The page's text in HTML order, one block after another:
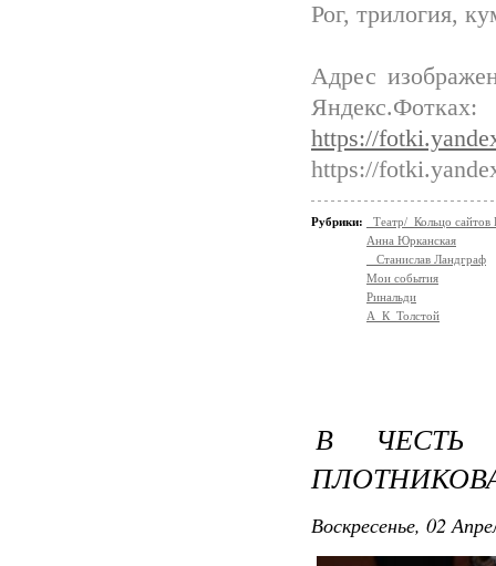
Рог, трилогия,
Адрес
Яндекс.Фотках:
https://
https://
Рубрики:
_Театр/_Кольцо
Анна Юрканская
_ Станислав Ландграф
Мои события
Ринальди
А_К_Толстой
В ЧЕСТЬ
Воскресенье, 02